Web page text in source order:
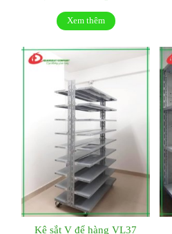
Xem thêm
Kệ sắt V để hàng VL37